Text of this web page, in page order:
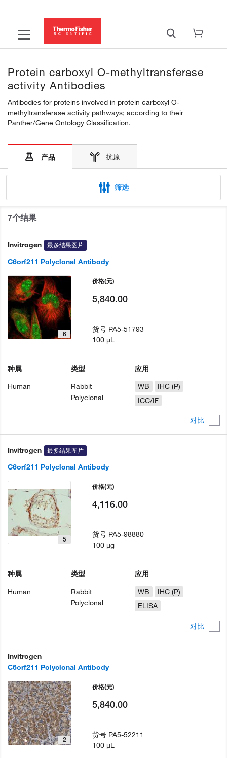
Protein carboxyl O-methyltransferase
activity Antibodies
Antibodies for proteins involved in protein carboxyl O-
methyltransferase activity pathways; according to their
Panther/Gene Ontology Classification.
产品 抗原
筛选
7个结果
Invitrogen 最多结果图片
C6orf211 Polyclonal Antibody
对比
6
种属
Human
类型
Rabbit
Polyclonal
应用
WB
IHC (P)
ICC/IF
价格(元)
5,840.00
货号 PA5-51793
100 µL
Invitrogen 最多结果图片
C6orf211 Polyclonal Antibody
对比
5
种属
Human
类型
Rabbit
Polyclonal
应用
WB
IHC (P)
ELISA
价格(元)
4,116.00
货号 PA5-98880
100 µg
Invitrogen
C6orf211 Polyclonal Antibody
2
价格(元)
5,840.00
货号 PA5-52211
100 µL